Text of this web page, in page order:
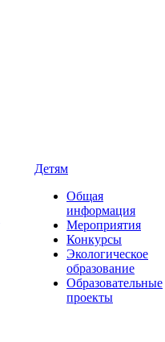
Детям
Общая
информация
Мероприятия
Конкурсы
Экологическое
образование
Образовательные
проекты